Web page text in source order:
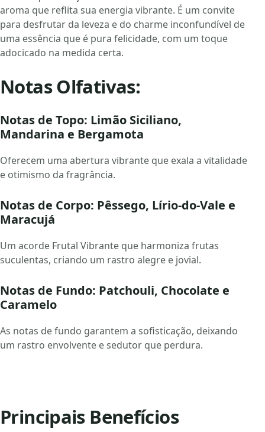
aroma que reflita sua energia vibrante. É um convite
para desfrutar da leveza e do charme inconfundível de
uma essência que é pura felicidade, com um toque
adocicado na medida certa.
Notas Olfativas:
Notas de Topo: Limão Siciliano,
Mandarina e Bergamota
Oferecem uma abertura vibrante que exala a vitalidade
e otimismo da fragrância.
Notas de Corpo: Pêssego, Lírio-do-Vale e
Maracujá
Um acorde Frutal Vibrante que harmoniza frutas
suculentas, criando um rastro alegre e jovial.
Notas de Fundo: Patchouli, Chocolate e
Caramelo
As notas de fundo garantem a sofisticação, deixando
um rastro envolvente e sedutor que perdura.
Principais Benefícios